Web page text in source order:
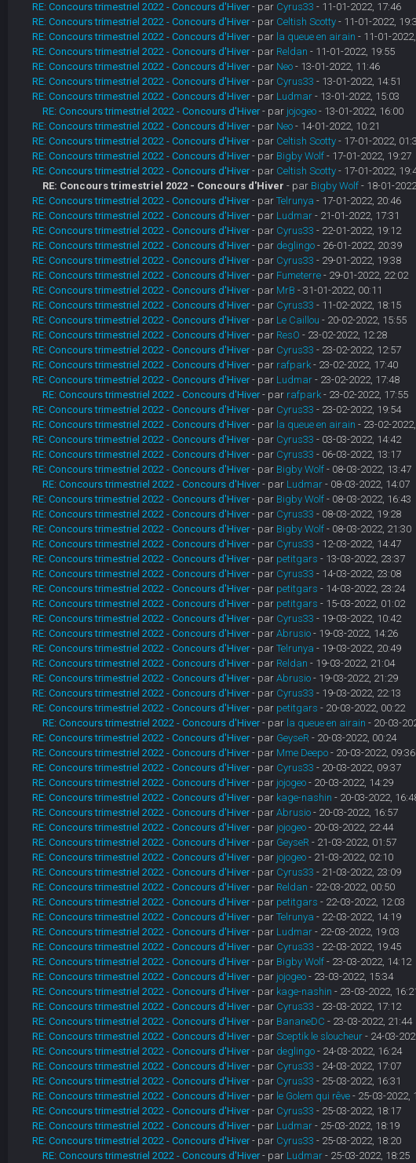
RE: Concours trimestriel 2022 - Concours d'Hiver - par Cyrus33 - 11-01-2022, 17:46
RE: Concours trimestriel 2022 - Concours d'Hiver - par Celtish Scotty- 11-01-2022,
RE: Concours trimestriel 2022 - Concours d'Hiver - par la queue en airain - 11-01-
RE: Concours trimestriel 2022 - Concours d'Hiver - par Reldan - 11-01-2022, 19:55
RE: Concours trimestriel 2022 - Concours d'Hiver - par Neo- 13-01-2022, 11:46
RE: Concours trimestriel 2022 - Concours d'Hiver - par Cyrus33 - 13-01-2022, 14:51
RE: Concours trimestriel 2022 - Concours d'Hiver - par Ludmar- 13-01-2022, 15:03
RE: Concours trimestriel 2022 - Concours d'Hiver - par jojogeo- 13-01-2022, 16:00
RE: Concours trimestriel 2022 - Concours d'Hiver - par Neo- 14-01-2022, 10:21
RE: Concours trimestriel 2022 - Concours d'Hiver - par Celtish Scotty- 17-01-2022,
RE: Concours trimestriel 2022 - Concours d'Hiver - par Bigby Wolf- 17-01-2022, 19:27
RE: Concours trimestriel 2022 - Concours d'Hiver - par Celtish Scotty- 17-01-2022,
RE: Concours trimestriel 2022 - Concours d'Hiver - par Bigby Wolf- 18-01-
RE: Concours trimestriel 2022 - Concours d'Hiver - par Telrunya - 17-01-2022, 20:46
RE: Concours trimestriel 2022 - Concours d'Hiver - par Ludmar- 21-01-2022, 17:31
RE: Concours trimestriel 2022 - Concours d'Hiver - par Cyrus33 - 22-01-2022, 19:12
RE: Concours trimestriel 2022 - Concours d'Hiver - par deglingo- 26-01-2022, 20:39
RE: Concours trimestriel 2022 - Concours d'Hiver - par Cyrus33 - 29-01-2022, 19:38
RE: Concours trimestriel 2022 - Concours d'Hiver - par Fumeterre- 29-01-2022, 22:02
RE: Concours trimestriel 2022 - Concours d'Hiver - par MrB - 31-01-2022, 00:11
RE: Concours trimestriel 2022 - Concours d'Hiver - par Cyrus33 - 11-02-2022, 18:15
RE: Concours trimestriel 2022 - Concours d'Hiver - par Le Caillou - 20-02-2022, 15:55
RE: Concours trimestriel 2022 - Concours d'Hiver - par ResO - 23-02-2022, 12:28
RE: Concours trimestriel 2022 - Concours d'Hiver - par Cyrus33 - 23-02-2022, 12:57
RE: Concours trimestriel 2022 - Concours d'Hiver - par rafpark- 23-02-2022, 17:40
RE: Concours trimestriel 2022 - Concours d'Hiver - par Ludmar- 23-02-2022, 17:48
RE: Concours trimestriel 2022 - Concours d'Hiver - par rafpark- 23-02-2022, 17:55
RE: Concours trimestriel 2022 - Concours d'Hiver - par Cyrus33 - 23-02-2022, 19:54
RE: Concours trimestriel 2022 - Concours d'Hiver - par la queue en airain - 23-02-
RE: Concours trimestriel 2022 - Concours d'Hiver - par Cyrus33 - 03-03-2022, 14:42
RE: Concours trimestriel 2022 - Concours d'Hiver - par Cyrus33 - 06-03-2022, 13:17
RE: Concours trimestriel 2022 - Concours d'Hiver - par Bigby Wolf- 08-03-2022, 13:47
RE: Concours trimestriel 2022 - Concours d'Hiver - par Ludmar- 08-03-2022, 14:07
RE: Concours trimestriel 2022 - Concours d'Hiver - par Bigby Wolf- 08-03-2022, 16:43
RE: Concours trimestriel 2022 - Concours d'Hiver - par Cyrus33 - 08-03-2022, 19:28
RE: Concours trimestriel 2022 - Concours d'Hiver - par Bigby Wolf- 08-03-2022, 21:30
RE: Concours trimestriel 2022 - Concours d'Hiver - par Cyrus33 - 12-03-2022, 14:47
RE: Concours trimestriel 2022 - Concours d'Hiver - par petitgars - 13-03-2022, 23:37
RE: Concours trimestriel 2022 - Concours d'Hiver - par Cyrus33 - 14-03-2022, 23:08
RE: Concours trimestriel 2022 - Concours d'Hiver - par petitgars - 14-03-2022, 23:24
RE: Concours trimestriel 2022 - Concours d'Hiver - par petitgars - 15-03-2022, 01:02
RE: Concours trimestriel 2022 - Concours d'Hiver - par Cyrus33 - 19-03-2022, 10:42
RE: Concours trimestriel 2022 - Concours d'Hiver - par Abrusio- 19-03-2022, 14:26
RE: Concours trimestriel 2022 - Concours d'Hiver - par Telrunya - 19-03-2022, 20:49
RE: Concours trimestriel 2022 - Concours d'Hiver - par Reldan - 19-03-2022, 21:04
RE: Concours trimestriel 2022 - Concours d'Hiver - par Abrusio- 19-03-2022, 21:29
RE: Concours trimestriel 2022 - Concours d'Hiver - par Cyrus33 - 19-03-2022, 22:13
RE: Concours trimestriel 2022 - Concours d'Hiver - par petitgars - 20-03-2022, 00:22
RE: Concours trimestriel 2022 - Concours d'Hiver - par la queue en airain - 20-03-
RE: Concours trimestriel 2022 - Concours d'Hiver - par GeyseR - 20-03-2022, 00:24
RE: Concours trimestriel 2022 - Concours d'Hiver - par Mme Deepo- 20-03-2022, 09:36
RE: Concours trimestriel 2022 - Concours d'Hiver - par Cyrus33 - 20-03-2022, 09:37
RE: Concours trimestriel 2022 - Concours d'Hiver - par jojogeo- 20-03-2022, 14:29
RE: Concours trimestriel 2022 - Concours d'Hiver - par kage-nashin - 20-03-2022,
RE: Concours trimestriel 2022 - Concours d'Hiver - par Abrusio- 20-03-2022, 16:57
RE: Concours trimestriel 2022 - Concours d'Hiver - par jojogeo- 20-03-2022, 22:44
RE: Concours trimestriel 2022 - Concours d'Hiver - par GeyseR - 21-03-2022, 01:57
RE: Concours trimestriel 2022 - Concours d'Hiver - par jojogeo- 21-03-2022, 02:10
RE: Concours trimestriel 2022 - Concours d'Hiver - par Cyrus33 - 21-03-2022, 23:09
RE: Concours trimestriel 2022 - Concours d'Hiver - par Reldan - 22-03-2022, 00:50
RE: Concours trimestriel 2022 - Concours d'Hiver - par petitgars - 22-03-2022, 12:03
RE: Concours trimestriel 2022 - Concours d'Hiver - par Telrunya - 22-03-2022, 14:19
RE: Concours trimestriel 2022 - Concours d'Hiver - par Ludmar- 22-03-2022, 19:03
RE: Concours trimestriel 2022 - Concours d'Hiver - par Cyrus33 - 22-03-2022, 19:45
RE: Concours trimestriel 2022 - Concours d'Hiver - par Bigby Wolf- 23-03-2022, 14:12
RE: Concours trimestriel 2022 - Concours d'Hiver - par jojogeo- 23-03-2022, 15:34
RE: Concours trimestriel 2022 - Concours d'Hiver - par kage-nashin - 23-03-2022,
RE: Concours trimestriel 2022 - Concours d'Hiver - par Cyrus33 - 23-03-2022, 17:12
RE: Concours trimestriel 2022 - Concours d'Hiver - par BananeDC - 23-03-2022, 21:44
RE: Concours trimestriel 2022 - Concours d'Hiver - par Sceptik le sloucheur- 24-03-
RE: Concours trimestriel 2022 - Concours d'Hiver - par deglingo- 24-03-2022, 16:24
RE: Concours trimestriel 2022 - Concours d'Hiver - par Cyrus33 - 24-03-2022, 17:07
RE: Concours trimestriel 2022 - Concours d'Hiver - par Cyrus33 - 25-03-2022, 16:31
RE: Concours trimestriel 2022 - Concours d'Hiver - par le Golem qui rêve- 25-03-2022,
RE: Concours trimestriel 2022 - Concours d'Hiver - par Cyrus33 - 25-03-2022, 18:17
RE: Concours trimestriel 2022 - Concours d'Hiver - par Ludmar- 25-03-2022, 18:19
RE: Concours trimestriel 2022 - Concours d'Hiver - par Cyrus33 - 25-03-2022, 18:20
RE: Concours trimestriel 2022 - Concours d'Hiver - par Ludmar- 25-03-2022, 18:25